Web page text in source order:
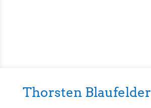
Thorsten Blaufelder